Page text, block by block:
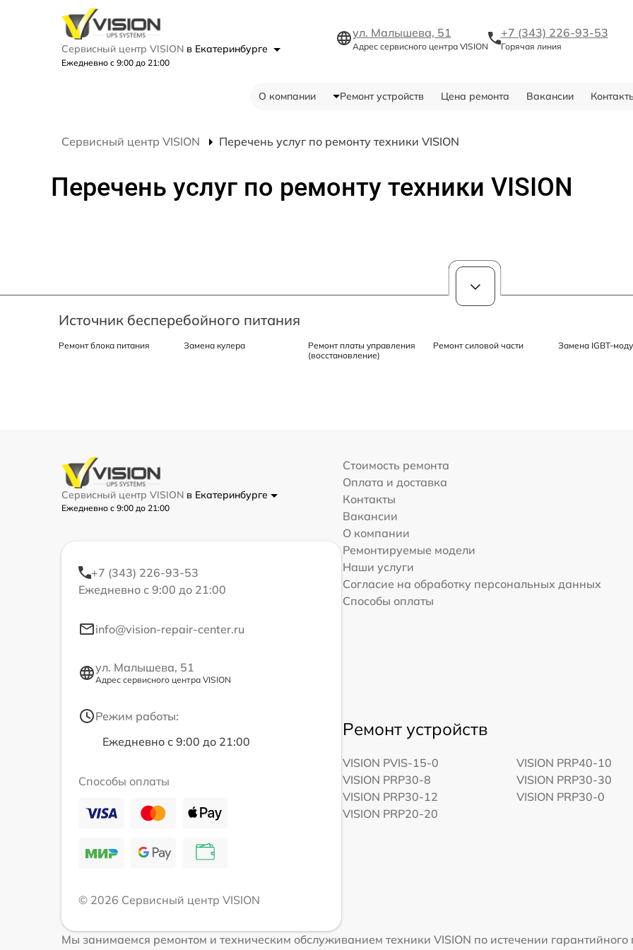
Сервисный центр VISION в Екатеринбурге
Ежедневно с 9:00 до 21:00
ул. Малышева, 51
Адрес сервисного центра VISION
+7 (343) 226-93-53
Горячая линия
О компании Ремонт устройств Цена ремонта Вакансии
Сервисный центр VISION Перечень услуг по ремонту техники VISION
Перечень услуг по ремонту техники VISION
Источник бесперебойного питания
Ремонт блока питания Замена кулера
Ремонт платы управления
(восстановление)
Ремонт силовой части Замена IGBT-
Сервисный центр VISION в Екатеринбурге
Ежедневно с 9:00 до 21:00
+7 (343) 226-93-53
Ежедневно с 9:00 до 21:00
info@vision-repair-center.ru
ул. Малышева, 51
Адрес сервисного центра VISION
Режим работы:
Ежедневно с 9:00 до 21:00
Способы оплаты
© 2026 Сервисный центр VISION
Стоимость ремонта
Оплата и доставка
Контакты
Вакансии
О компании
Ремонтируемые модели
Наши услуги
Согласие на обработку персональных данных
Способы оплаты
Ремонт устройств
VISION PVIS-15-0
VISION PRP40-10
VISION PRP30-8
VISION PRP30-30
VISION PRP30-12
VISION PRP30-0
VISION PRP20-20
Мы занимаемся ремонтом и техническим обслуживанием техники VISION по истечении